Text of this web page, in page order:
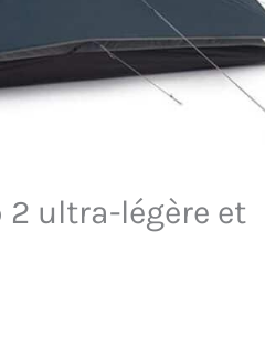
2 ultra-légère et